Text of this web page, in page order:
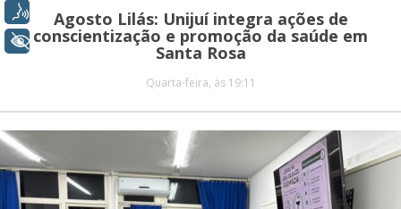
Agosto Lilás: Unijuí integra ações de
conscientização e promoção da saúde em
Santa Rosa
Quarta-feira, às 19:11
Voz
+ Acessibilidade